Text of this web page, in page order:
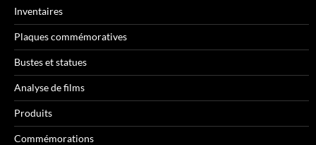
Inventaires
Plaques commémoratives
Bustes et statues
Analyse de films
Produits
Commémorations